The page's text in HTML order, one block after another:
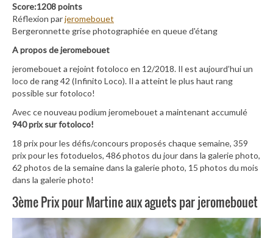
Score:1208 points
Réflexion parjeromebouet
Bergeronnette grise photographiée en queue d'étang
A propos de jeromebouet
jeromebouet a rejoint fotoloco en 12/2018. Il est aujourd’hui un
loco de rang 42 (Infinito Loco). Il a atteint le plus haut rang
possible sur fotoloco!
Avec ce nouveau podium jeromebouet a maintenant accumulé
940 prix sur fotoloco!
18 prix pour les défis/concours proposés chaque semaine, 359
prix pour les fotoduelos, 486 photos du jour dans la galerie photo,
62 photos de la semaine dans la galerie photo, 15 photos du mois
dans la galerie photo!
3ème Prix pour Martine aux aguets par jeromebouet